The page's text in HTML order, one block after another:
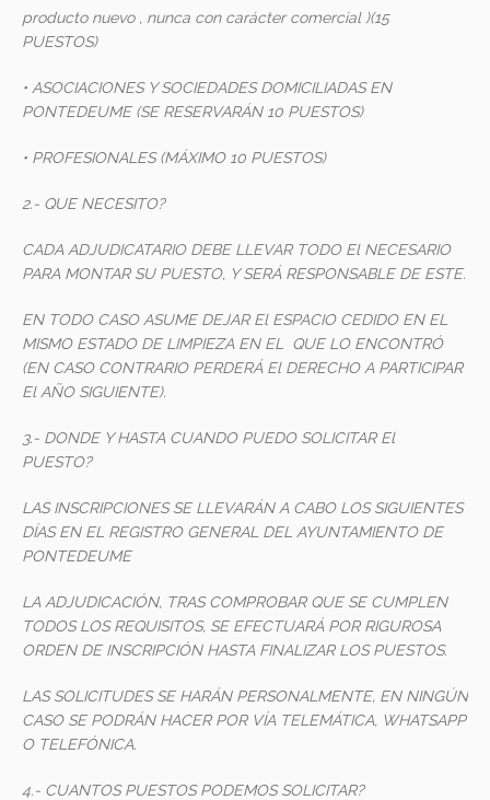
producto nuevo , nunca con carácter comercial )(15
PUESTOS)
• ASOCIACIONES Y SOCIEDADES DOMICILIADAS EN
PONTEDEUME (SE RESERVARÁN 10 PUESTOS)
• PROFESIONALES (MÁXIMO 10 PUESTOS)
2.- QUE NECESITO?
CADA ADJUDICATARIO DEBE LLEVAR TODO El NECESARIO
PARA MONTAR SU PUESTO, Y SERÁ RESPONSABLE DE ESTE.
EN TODO CASO ASUME DEJAR El ESPACIO CEDIDO EN EL
MISMO ESTADO DE LIMPIEZA EN EL QUE LO ENCONTRÓ
(EN CASO CONTRARIO PERDERÁ El DERECHO A PARTICIPAR
El AÑO SIGUIENTE).
3.- DONDE Y HASTA CUANDO PUEDO SOLICITAR El
PUESTO?
LAS INSCRIPCIONES SE LLEVARÁN A CABO LOS SIGUIENTES
DÍAS EN EL REGISTRO GENERAL DEL AYUNTAMIENTO DE
PONTEDEUME
LA ADJUDICACIÓN, TRAS COMPROBAR QUE SE CUMPLEN
TODOS LOS REQUISITOS, SE EFECTUARÁ POR RIGUROSA
ORDEN DE INSCRIPCIÓN HASTA FINALIZAR LOS PUESTOS.
LAS SOLICITUDES SE HARÁN PERSONALMENTE, EN NINGÚN
CASO SE PODRÁN HACER POR VÍA TELEMÁTICA, WHATSAPP
O TELEFÓNICA.
4.- CUANTOS PUESTOS PODEMOS SOLICITAR?